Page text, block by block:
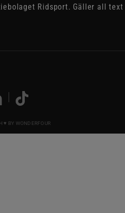
Ridsport. Gäller all text
♥ BY WONDERFOUR